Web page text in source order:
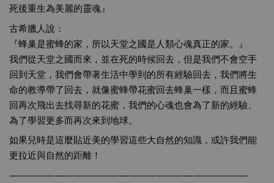
死後重生為美麗的靈魂』
古希臘人說：
『蜂巢是蜜蜂的家，所以天堂之國是人類心魂真正的家。』
我們從天堂之國而來，並在死的時候回去，但是我們不會空手
回到天堂，我們會帶著生活中學到的所有經驗回去，我們將生
命的教導帶了回去，就像蜜蜂帶花蜜回去蜂巢一樣，而且蜜蜂
回再次飛出去找尋新的花蜜，我們的心魂也會為了新的經驗、
為了學習更多而再次來到地球。
如果兒時是這麼貼近美的學習這些大自然的知識，或許我們能
更拉近與自然的距離！
——————————————————————————